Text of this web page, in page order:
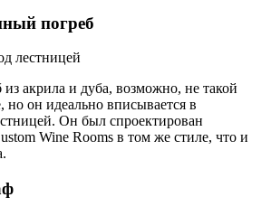
погреб
акрила и дуба, возможно, не такой
но он идеально вписывается в
Он был спроектирован
Wine Rooms в том же стиле, что и